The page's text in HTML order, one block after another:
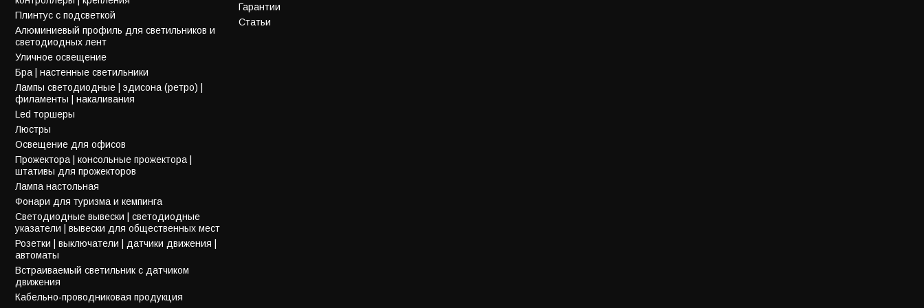
Плинтус с подсветкой
Алюминиевый профиль для светильников и
светодиодных лент
Уличное освещение
Бра | настенные светильники
Лампы светодиодные | эдисона (ретро) |
филаменты | накаливания
Led торшеры
Люстры
Освещение для офисов
Прожектора | консольные прожектора |
штативы для прожекторов
Лампа настольная
Фонари для туризма и кемпинга
Светодиодные вывески | светодиодные
указатели | вывески для общественных мест
Розетки | выключатели | датчики движения |
автоматы
Встраиваемый светильник с датчиком
движения
Кабельно-проводниковая продукция
Гарантии
Статьи